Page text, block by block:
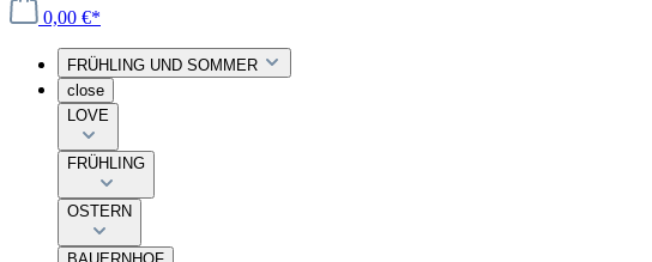
0,00 €*
FRÜHLING UND SOMMER
close
LOVE
FRÜHLING
OSTERN